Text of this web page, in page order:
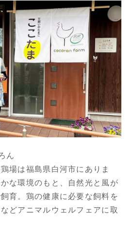
ん
場は福島県白河市にありま
な環境のもと、自然光と風が
育。鶏の健康に必要な飼料を
どアニマルウェルフェアに取